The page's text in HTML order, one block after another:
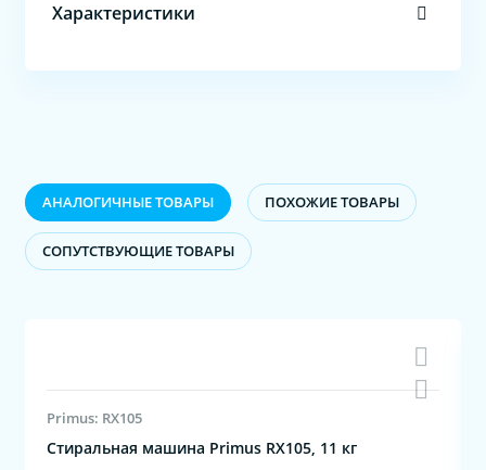
Характеристики
АНАЛОГИЧНЫЕ ТОВАРЫ ПОХОЖИЕ ТОВАРЫ
CОПУТСТВУЮЩИЕ ТОВАРЫ
Primus: RX105
Стиральная машина Primus RX105, 11 кг